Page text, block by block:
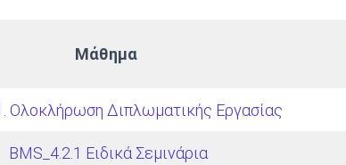
Μάθημα
Ολοκλήρωση Διπλωματικής Εργασίας
BMS_4.2.1 Ειδικά Σεμινάρια